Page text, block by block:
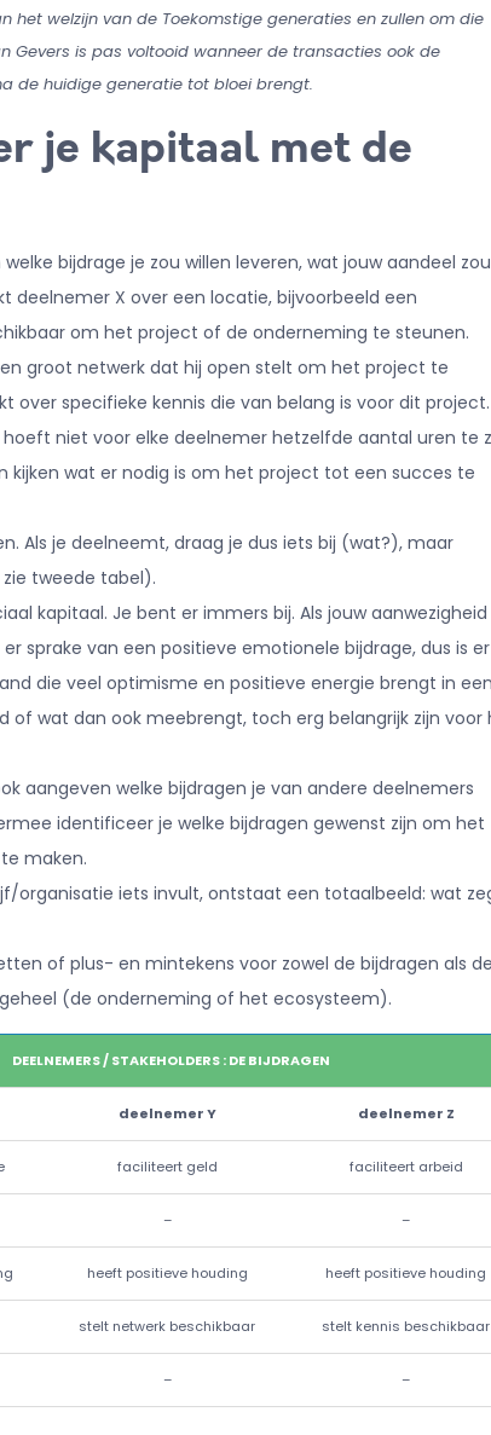
welzijn van de Toekomstige generaties en zullen om die
Gevers is pas voltooid wanneer de transacties ook de
de huidige generatie tot bloei brengt.
je kapitaal met de
bijdrage je zou willen leveren, wat jouw aandeel zou
deelnemer X over een locatie, bijvoorbeeld een
om het project of de onderneming te steunen.
groot netwerk dat hij open stelt om het project te
over specifieke kennis die van belang is voor dit project.
niet voor elke deelnemer hetzelfde aantal uren te
kijken wat er nodig is om het project tot een succes te
Als je deelneemt, draag je dus iets bij (wat?), maar
tweede tabel).
kapitaal. Je bent er immers bij. Als jouw aanwezigheid
sprake van een positieve emotionele bijdrage, dus is er
die veel optimisme en positieve energie brengt in een
of wat dan ook meebrengt, toch erg belangrijk zijn voor
aangeven welke bijdragen je van andere deelnemers
identificeer je welke bijdragen gewenst zijn om het
maken.
organisatie iets invult, ontstaat een totaalbeeld: wat
of plus- en mintekens voor zowel de bijdragen als de
(de onderneming of het ecosysteem).
DEELNEMERS / STAKEHOLDERS : DE BIJDRAGEN
deelnemer Y deelnemer Z
faciliteert geld faciliteert arbeid
– –
heeft positieve houding heeft positieve houding
stelt netwerk beschikbaar stelt kennis beschikbaar
– –